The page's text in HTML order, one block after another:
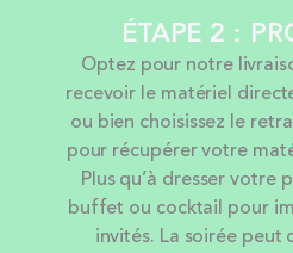
ÉTAPE 2 :
Optez pour notre
recevoir le matériel
ou bien choisissez le
pour récupérer votre
Plus qu’à dresser votre
buffet ou cocktail pour
invités. La soirée peut